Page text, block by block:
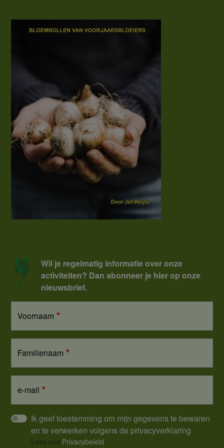
Wil je regelmatig informatie over onze
activiteiten? Dan abonneer je hier op onze
nieuwsbrief.
Voornaam
Familienaam
e-mail
Ik geef toestemming om mijn gegevens te bewaren
en te verwerken volgens de privacyverklaring
Lees ons Privacybeleid